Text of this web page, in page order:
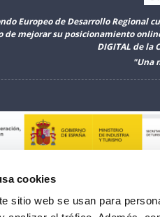
cookies
sitio web se usan para
Europeo de Desarrollo
mejorar su posicionamiento
DIGITAL de la
"Una